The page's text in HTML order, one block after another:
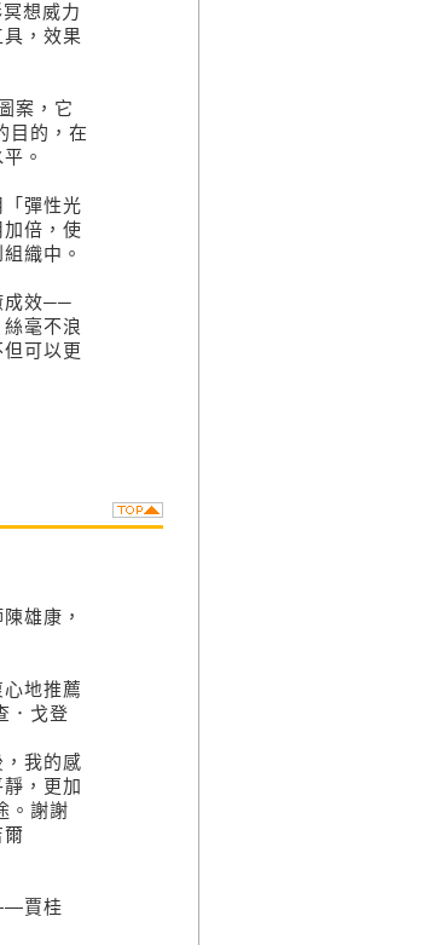
想威力
，效果
案，它
目的，在
。
彈性光
倍，使
織中。
成效──
毫不浪
可以更
雄康，
地推薦
．戈登
我的感
，更加
。謝謝
賈桂